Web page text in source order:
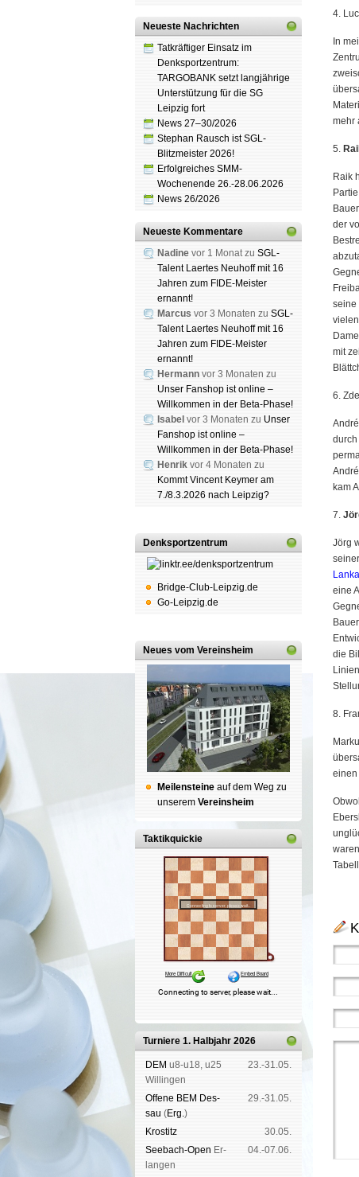
Neueste Nachrichten
Tatkräftiger Einsatz im
Denksportzentrum:
TARGOBANK setzt langjährige
Unterstützung für die SG
Leipzig fort
News 27–30/2026
Stephan Rausch ist SGL-
Blitzmeister 2026!
Erfolgreiches SMM-
Wochenende 26.-28.06.2026
News 26/2026
Neueste Kommentare
Nadine vor 1 Monat zu SGL-
Talent Laertes Neuhoff mit 16
Jahren zum FIDE-Meister
ernannt!
Marcus vor 3 Monaten zu SGL-
Talent Laertes Neuhoff mit 16
Jahren zum FIDE-Meister
ernannt!
Hermann vor 3 Monaten zu
Unser Fanshop ist online –
Willkommen in der Beta-Phase!
Isabel vor 3 Monaten zu Unser
Fanshop ist online –
Willkommen in der Beta-Phase!
Henrik vor 4 Monaten zu
Kommt Vincent Keymer am
7./8.3.2026 nach Leipzig?
Denksportzentrum
Bridge-Club-Leipzig.de
Go-Leipzig.de
Neues vom Vereinsheim
Mei­len­stei­ne auf dem Weg zu
un­se­rem Ver­eins­heim
Taktikquickie
Turniere 1. Halbjahr 2026
DEM u8-u18, u25
Wil­lin­gen
23.-31.05.
Offene BEM Des­
sau (Erg.)
29.-31.05.
Kros­titz
30.05.
See­bach-Open Er­
lan­gen
04.-07.06.
4.
In
mehr
5.
Raik
der
seine
mit
6.
kam
7.
Jörg
Lanka
eine
die
8.
einen